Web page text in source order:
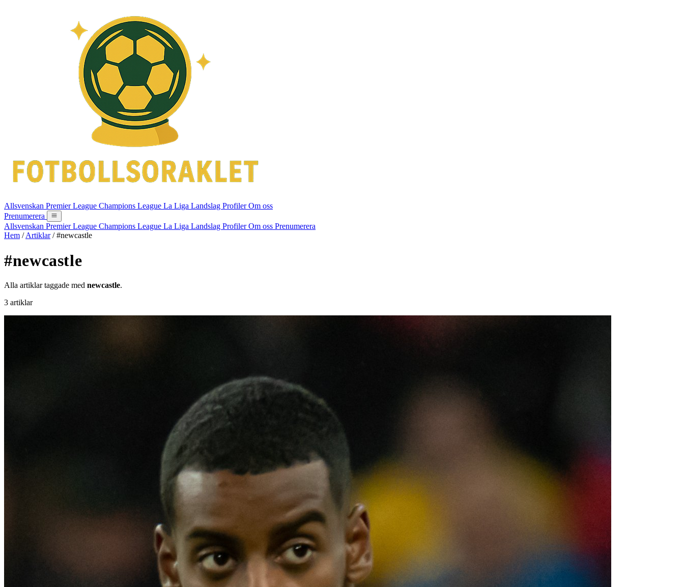
Allsvenskan Premier League Champions League La Liga Landslag ProfilerOm oss
Prenumerera
Allsvenskan Premier League Champions League La Liga Landslag ProfilerOm oss Prenumerera
Hem / Artiklar / #newcastle
#newcastle
Alla artiklar taggade med newcastle.
3 artiklar